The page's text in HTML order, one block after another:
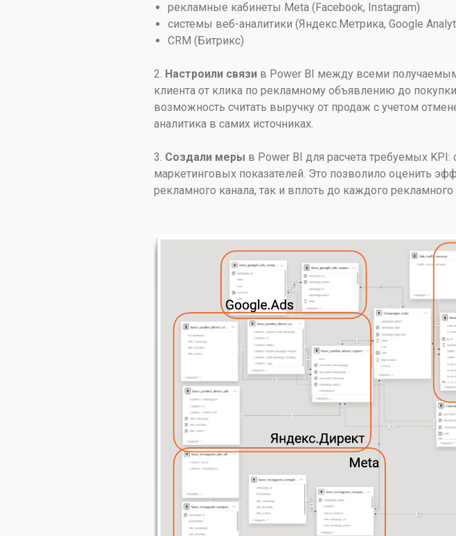
рекламные кабинеты Meta (Facebook, Instagram)
системы веб-аналитики (Яндекс.Метрика, Google
CRM (Битрикс)
2. Настроили связи в Power BI между всеми
клиента от клика по рекламному объявлению до
возможность считать выручку от продаж с учетом
аналитика в самих источниках.
3. Создали меры в Power BI для расчета требуемых
маркетинговых показателей. Это позволило оценить
рекламного канала, так и вплоть до каждого